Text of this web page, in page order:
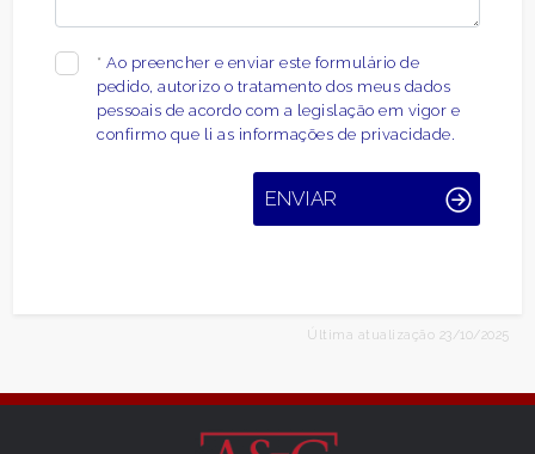
*Ao preencher e enviar este formulário de
pedido, autorizo ​​o tratamento dos meus dados
pessoais de acordo com a legislação em vigor e
confirmo que li as informações de privacidade.
ENVIAR
Última atualização 23/10/2025